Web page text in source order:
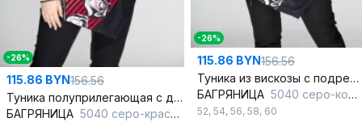
-26%
115.86 BYN156.56
Туника полуприлегающая с длинным рукавом из вискозы
БАГРЯНИЦА 5040 серо-красный
-26%
115.86 BYN156.56
Туника из вискозы с подрезом и отделочной молнией
БАГРЯНИЦА 5040 серо-коричневый
52, 54, 56, 58, 60